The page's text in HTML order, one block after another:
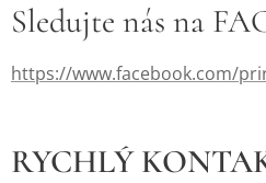
Sledujte nás na
https://www.facebook.com/
RYCHLÝ